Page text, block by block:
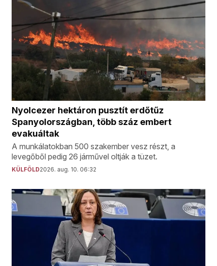
Nyolcezer hektáron pusztít erdőtűz
Spanyolországban, több száz embert
evakuáltak
A munkálatokban 500 szakember vesz részt, a
levegőből pedig 26 járművel oltják a tüzet.
KÜLFÖLD2026. aug. 10. 06:32